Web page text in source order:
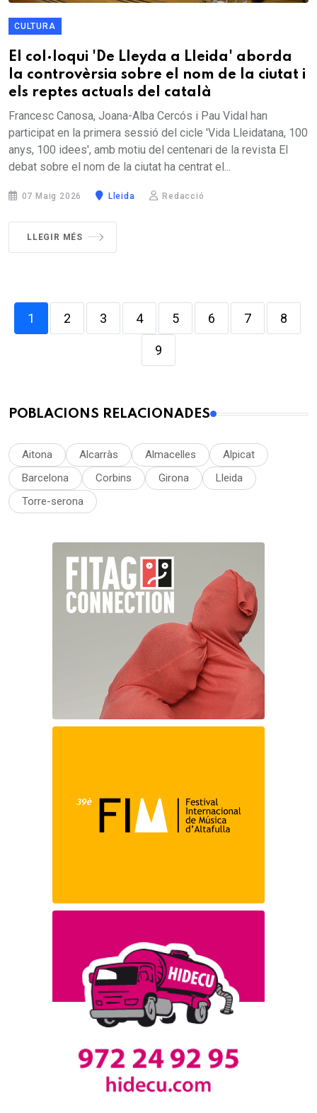
CULTURA
El col·loqui 'De Lleyda a Lleida' aborda
la controvèrsia sobre el nom de la ciutat i
els reptes actuals del català
Francesc Canosa, Joana-Alba Cercós i Pau Vidal han
participat en la primera sessió del cicle 'Vida Lleidatana, 100
anys, 100 idees', amb motiu del centenari de la revista El
debat sobre el nom de la ciutat ha centrat el...
07 Maig 2026 Lleida Redacció
LLEGIR MÉS
1 2 3 4 5 6 7 8
9
POBLACIONS RELACIONADES
Aitona Alcarràs Almacelles
Alpicat
Barcelona
Corbins Girona
Lleida
Torre-serona